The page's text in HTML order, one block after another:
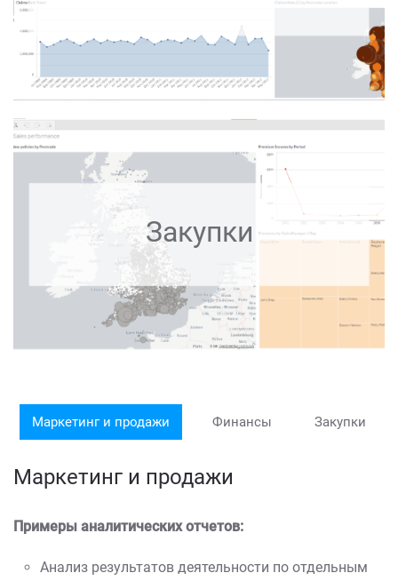
Закупки
Маркетинг и продажи Финансы Закупки
Маркетинг и продажи
Примеры аналитических отчетов:
Анализ результатов деятельности по отдельным